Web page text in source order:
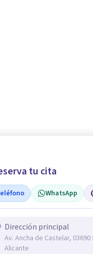
tu cita
WhatsApp
Dirección principal
Av. Ancha de Castelar,
Alicante